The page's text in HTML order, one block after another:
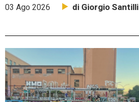
03 Ago 2026 di Giorgio Santilli